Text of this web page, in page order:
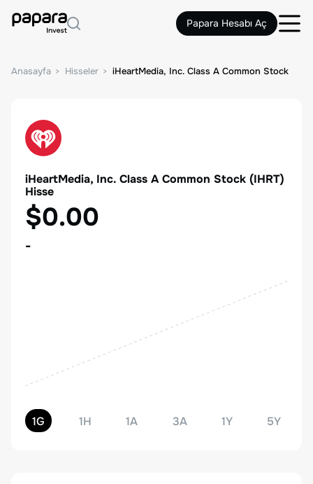
Papara Hesabı Aç
Anasayfa Hisseler iHeartMedia, Inc. Class A Common Stock
iHeartMedia, Inc. Class A Common Stock (IHRT)
Hisse
$0.00
-
1G 1H 1A 3A 1Y 5Y